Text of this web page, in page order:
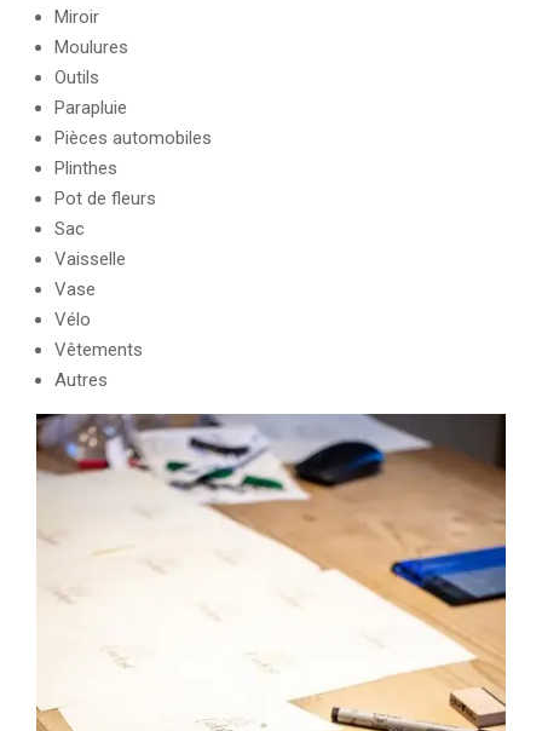
Miroir
Moulures
Outils
Parapluie
Pièces automobiles
Plinthes
Pot de fleurs
Sac
Vaisselle
Vase
Vélo
Vêtements
Autres